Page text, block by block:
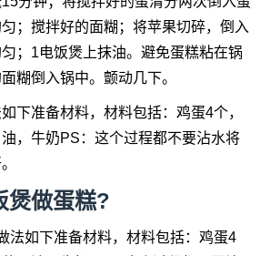
；搅拌好的面糊；将苹果切碎，倒入
；1电饭煲上抹油。避免蛋糕粘在锅
糊倒入锅中。颤动几下。
下准备材料，材料包括：鸡蛋4个，
，牛奶PS：这个过程都不要沾水将
煲做蛋糕?
法如下准备材料，材料包括：鸡蛋4